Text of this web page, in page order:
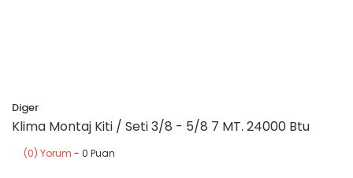
Diger
Klima Montaj Kiti / Seti 3/8 - 5/8 7 MT. 24000 Btu
(0) Yorum - 0 Puan